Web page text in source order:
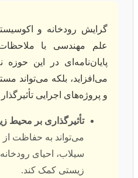
گرایش رودخانه و
علم مهندسی با
پایان‌نامه‌ای در این
می‌افزاید، بلکه می‌تواند
و پروژه‌های اجرایی
تأثیرگذاری بر محیط
می‌تواند به حفاظت از
سیلاب، احیای
زیستی کمک کند.